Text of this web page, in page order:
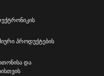
პროდუქტების
და